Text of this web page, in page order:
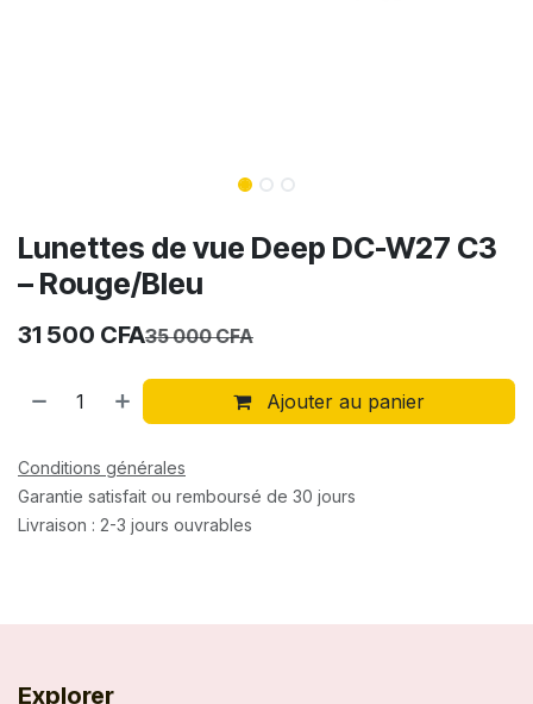
Lunettes de vue Deep DC-W27 C3
– Rouge/Bleu
31 500 CFA35 000CFA
Ajouter au panier
Conditions générales
Garantie satisfait ou remboursé de 30 jours
Livraison : 2-3 jours ouvrables
Explorer